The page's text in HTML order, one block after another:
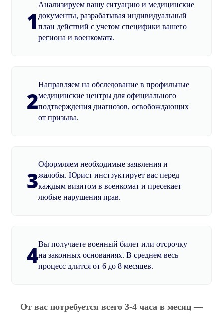
1
Анализируем вашу ситуацию и медицинские
документы, разрабатывая индивидуальный
план действий с учетом специфики вашего
региона и военкомата.
2
Направляем на обследование в профильные
медицинские центры для официального
подтверждения диагнозов, освобождающих
от призыва.
3
Оформляем необходимые заявления и
жалобы. Юрист инструктирует вас перед
каждым визитом в военкомат и пресекает
любые нарушения прав.
4Вы получаете военный билет или отсрочку
на законных основаниях. В среднем весь
процесс длится от 6 до 8 месяцев.
От вас потребуется всего 3-4 часа в месяц —